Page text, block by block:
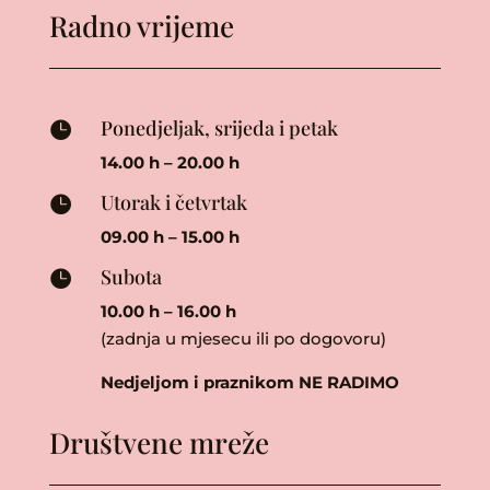
Radno vrijeme
 Ponedjeljak, srijeda i petak
14.00 h – 20.00 h
 Utorak i četvrtak
09.00 h – 15.00 h
 Subota
10.00 h – 16.00 h
(zadnja u mjesecu ili po dogovoru)
Nedjeljom i praznikom NE RADIMO
Društvene mreže